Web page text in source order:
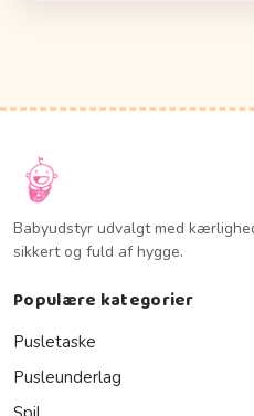
Babyudstyr udvalgt med
sikkert og fuld af hygge.
Populære kategorier
Pusletaske
Pusleunderlag